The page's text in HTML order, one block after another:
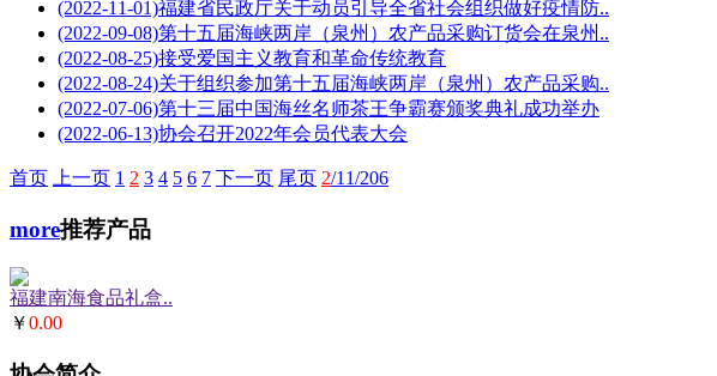
(2022-11-01)福建省民政厅关于动员引导全省社会组织做好疫情防..
(2022-09-08)第十五届海峡两岸（泉州）农产品采购订货会在泉州..
(2022-08-25)接受爱国主义教育和革命传统教育
(2022-08-24)关于组织参加第十五届海峡两岸（泉州）农产品采购..
(2022-07-06)第十三届中国海丝名师茶王争霸赛颁奖典礼成功举办
(2022-06-13)协会召开2022年会员代表大会
首页 上一页 1 2 3 4 5 6 7 下一页 尾页 2/11/206
more推荐产品
福建南海食品礼盒..
￥0.00